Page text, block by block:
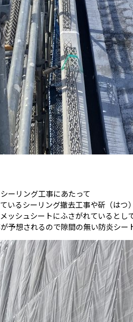
ーリング工事にあたって
いるシーリング撤去工事や斫（はつ
ッシュシートにふさがれているとし
予想されるので隙間の無い防炎シー